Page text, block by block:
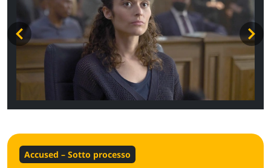
Accused – Sotto processo